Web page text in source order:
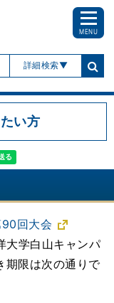
詳細検索
MENU
い方
回大会
学白山キャンパ
期限は次の通りで